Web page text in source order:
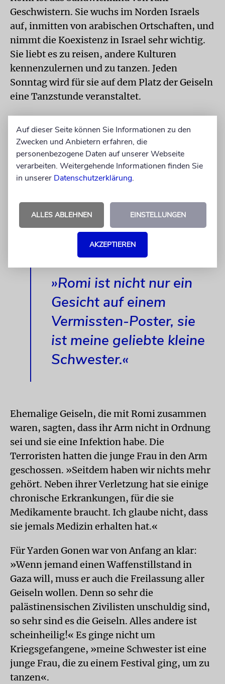
Geschwistern. Sie wuchs im Norden Israels
auf, inmitten von arabischen Ortschaften, und
nimmt die Koexistenz in Israel sehr wichtig.
Sie liebt es zu reisen, andere Kulturen
kennenzulernen und zu tanzen. Jeden
Sonntag wird für sie auf dem Platz der Geiseln
eine Tanzstunde veranstaltet.
Leute kennen, denn sie hat dieses
ansteckende Lachen, ist witzig, und man mag
sie einfach«, erzählt ihre ältere Schwester
über sie. »Aber sie hat auch ein kämpferisches
sich selbst und andere zu erreichen. Romi ist
nicht nur ein Gesicht auf einem Vermissten-
Poster, sie ist meine geliebte kleine
»Romi ist nicht nur ein
Gesicht auf einem
Vermissten-Poster, sie
ist meine geliebte kleine
Schwester.«
Ehemalige Geiseln, die mit Romi zusammen
waren, sagten, dass ihr Arm nicht in Ordnung
sei und sie eine Infektion habe. Die
Terroristen hatten die junge Frau in den Arm
geschossen. »Seitdem haben wir nichts mehr
gehört. Neben ihrer Verletzung hat sie einige
chronische Erkrankungen, für die sie
Medikamente braucht. Ich glaube nicht, dass
sie jemals Medizin erhalten hat.«
Für Yarden Gonen war von Anfang an klar:
»Wenn jemand einen Waffenstillstand in
Gaza will, muss er auch die Freilassung aller
Geiseln wollen. Denn so sehr die
palästinensischen Zivilisten unschuldig sind,
so sehr sind es die Geiseln. Alles andere ist
scheinheilig!« Es ginge nicht um
Kriegsgefangene, »meine Schwester ist eine
junge Frau, die zu einem Festival ging, um zu
tanzen«.
Auf dieser Seite können Sie Informationen zu den
Zwecken und Anbietern erfahren, die
personenbezogene Daten auf unserer Webseite
verarbeiten. Weitergehende Informationen finden Sie
in unserer Datenschutzerklärung.
ALLES ABLEHNEN EINSTELLUNGEN
AKZEPTIEREN